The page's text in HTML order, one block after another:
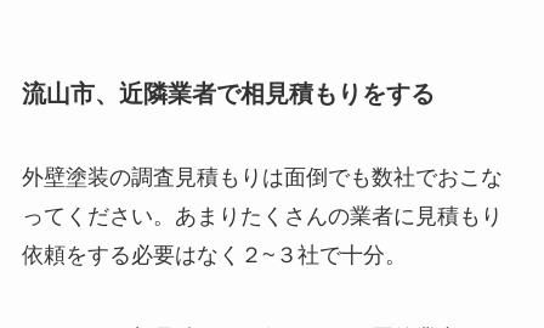
流山市、近隣業者で相見積もりをする
外壁塗装の調査見積もりは面倒でも数社でおこな
ってください。あまりたくさんの業者に見積もり
依頼をする必要はなく２~３社で十分。